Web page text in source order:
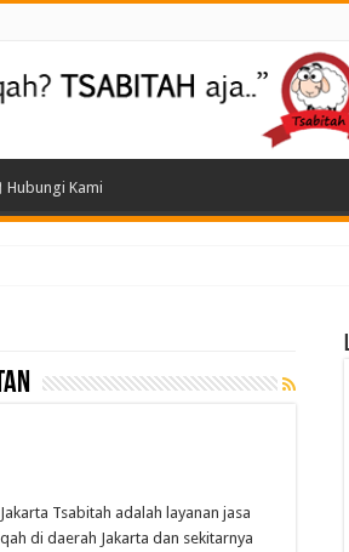
Hubungi Kami
Tsabitah adalah layanan jasa
di daerah Jakarta dan sekitarnya